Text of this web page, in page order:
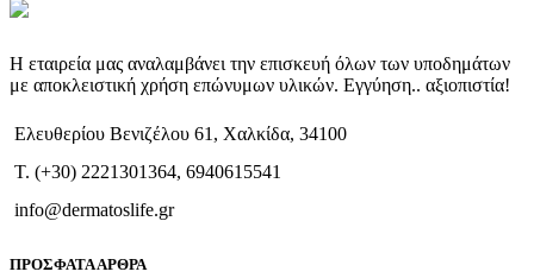
Η εταιρεία μας αναλαμβάνει την επισκευή όλων των υποδημάτων
με αποκλειστική χρήση επώνυμων υλικών. Εγγύηση.. αξιοπιστία!
Ελευθερίου Βενιζέλου 61, Χαλκίδα, 34100
T. (+30) 2221301364, 6940615541
info@dermatoslife.gr
ΠΡΟΣΦΑΤΑ ΑΡΘΡΑ